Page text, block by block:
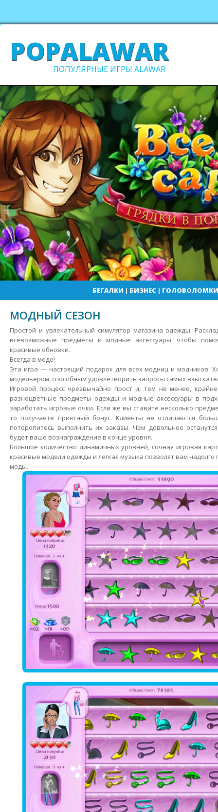
POPALAWAR
ПОПУЛЯРНЫЕ ИГРЫ ALAWAR
БЕГАЛКИ | БИЗНЕС| ГОЛОВОЛОМКИ
МОДНЫЙ СЕЗОН
Простой и увлекательный симулятор магазина одежды.
всевозможные предметы и модные аксессуары, чтобы
красивые обновки.
Всегда в моде!
Эта игра — настоящий подарок для всех модниц и модников.
модельером, способным удовлетворить запросы самых
Игровой процесс чрезвычайно прост и, тем не менее, крайне
разноцветные предметы одежды и модные аксессуары в
заработать игровые очки. Если же вы ставите несколько
то получаете приятный бонус. Клиенты не отличаются
поторопитесь выполнить их заказы. Чем довольнее
будет ваше вознаграждение в конце уровня.
Большое количество динамичных уровней, сочная игровая
красивые модели одежды и легкая музыка позволят вам надолго
моды.